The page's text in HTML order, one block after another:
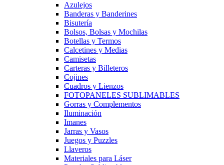
Azulejos
Banderas y Banderines
Bisutería
Bolsos, Bolsas y Mochilas
Botellas y Termos
Calcetines y Medias
Camisetas
Carteras y Billeteros
Cojines
Cuadros y Lienzos
FOTOPANELES SUBLIMABLES
Gorras y Complementos
Iluminación
Imanes
Jarras y Vasos
Juegos y Puzzles
Llaveros
Materiales para Láser